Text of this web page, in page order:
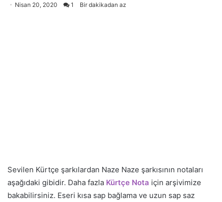
Nisan 20, 2020 1 Bir dakikadan az
Sevilen Kürtçe şarkılardan Naze Naze şarkısının notaları
aşağıdaki gibidir. Daha fazla Kürtçe Nota için arşivimize
bakabilirsiniz. Eseri kısa sap bağlama ve uzun sap saz